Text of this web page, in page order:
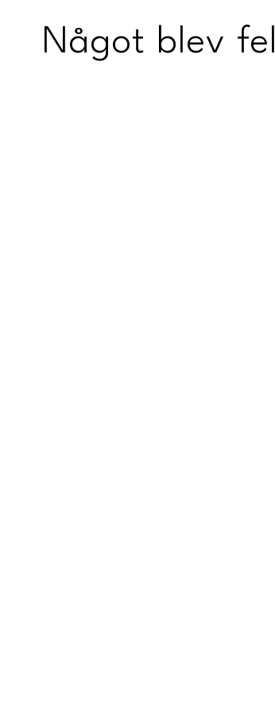
Något blev fel